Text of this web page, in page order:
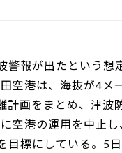
報が出たという想
空港は、海抜が4メ
画をまとめ、津波
空港の運用を中止
標にしている。5